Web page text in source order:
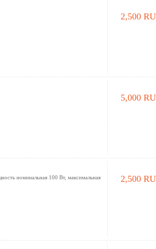
2,500
5,000
номинальная 100 Вт, максимальная
2,500